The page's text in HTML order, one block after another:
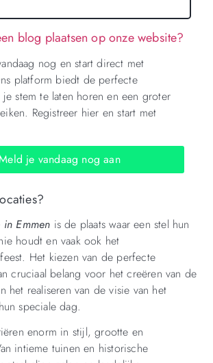
in Emmen is de plaats waar een stel hun
houdt en vaak ook het
Het kiezen van de perfecte
cruciaal belang voor het creëren van de
het realiseren van de visie van het
speciale dag.
enorm in stijl, grootte en
intieme tuinen en historische
blog plaatsen op onze website?
nog en start direct met
platform biedt de perfecte
stem te laten horen en een groter
Registreer hier en start met
je vandaag nog aan